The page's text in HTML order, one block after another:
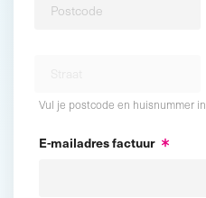
Vul je postcode en huisnummer in
E-mailadres factuur